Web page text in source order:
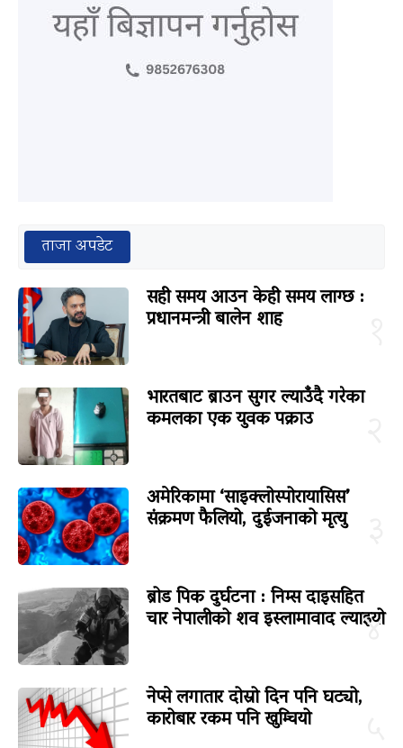
ताजा अपडेट
सही समय आउन केही समय लाग्छ :
प्रधानमन्त्री बालेन शाह
भारतबाट ब्राउन सुगर ल्याउँदै गरेका
कमलका एक युवक पक्राउ
अमेरिकामा ‘साइक्लोस्पोरायासिस’
संक्रमण फैलियो, दुईजनाको मृत्यु
४
ब्रोड पिक दुर्घटना : निम्स दाइसहित
चार नेपालीको शव इस्लामावाद ल्याइयो
नेप्से लगातार दोस्रो दिन पनि घट्यो,
कारोबार रकम पनि खुम्चियो